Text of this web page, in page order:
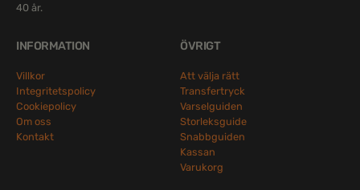
40 år.
INFORMATION
Villkor
Integritetspolicy
Cookiepolicy
Om oss
Kontakt
ÖVRIGT
Att välja rätt
Transfertryck
Varselguiden
Storleksguide
Snabbguiden
Kassan
Varukorg